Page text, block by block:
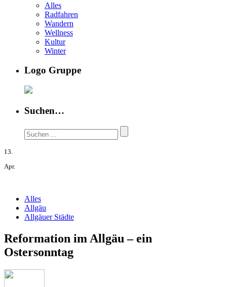
Alles
Radfahren
Wandern
Wellness
Kultur
Winter
Logo Gruppe
Suchen…
13.
Apr.
Alles
Allgäu
Allgäuer Städte
Reformation im Allgäu – ein
Ostersonntag